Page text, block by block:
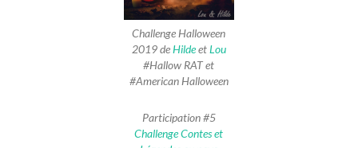
Challenge Halloween
2019 deHildeetLou
#Hallow RAT et
#American Halloween
Participation #5
Challenge Contes et